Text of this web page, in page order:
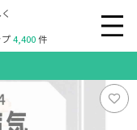
プ4,400件